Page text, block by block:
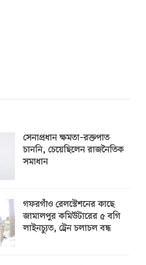
সেনাপ্রধান ক্ষমতা–রক্তপাত
চাননি, চেয়েছিলেন রাজনৈতিক
সমাধান
গফরগাঁও রেলস্টেশনের কাছে
জামালপুর কমিউটারের ৫ বগি
লাইনচ্যুত, ট্রেন চলাচল বন্ধ